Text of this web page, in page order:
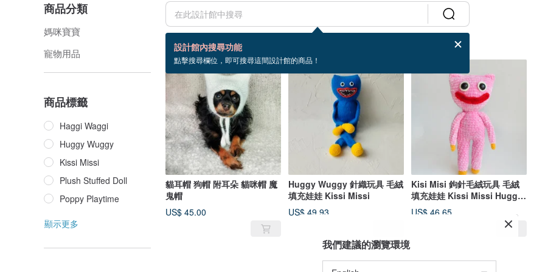
商品分類
媽咪寶寶
寵物用品
商品標籤
Haggi Waggi
Huggy Wuggy
Kissi Missi
Plush Stuffed Doll
Poppy Playtime
顯示更多
設計館內搜尋功能
點擊搜尋欄位，即可搜尋這間設計館的商品！
3 個商品
售完
貓耳帽 狗帽 附耳朵 貓咪帽 魔
鬼帽
US$ 45.00
售完
Huggy Wuggy 針織玩具 毛絨
填充娃娃 Kissi Missi
US$ 49.93
Kisi Misi 鉤針毛絨玩具 毛絨
填充娃娃 Kissi Missi Huggy
Wuggy
US$ 46.65
我們建議的瀏覽環境